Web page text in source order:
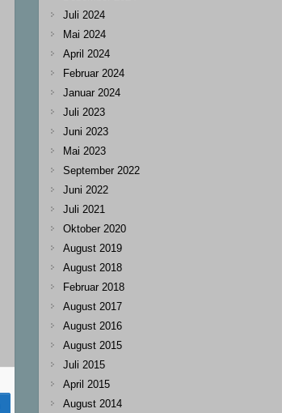
Juli 2024
Mai 2024
April 2024
Februar 2024
Januar 2024
Juli 2023
Juni 2023
Mai 2023
September 2022
Juni 2022
Juli 2021
Oktober 2020
August 2019
August 2018
Februar 2018
August 2017
August 2016
August 2015
Juli 2015
April 2015
August 2014